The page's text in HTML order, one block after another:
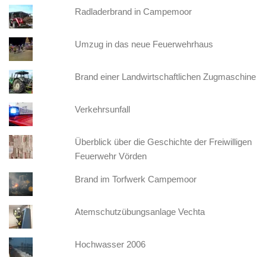
Radladerbrand in Campemoor
Umzug in das neue Feuerwehrhaus
Brand einer Landwirtschaftlichen Zugmaschine
Verkehrsunfall
Überblick über die Geschichte der Freiwilligen
Feuerwehr Vörden
Brand im Torfwerk Campemoor
Atemschutzübungsanlage Vechta
Hochwasser 2006